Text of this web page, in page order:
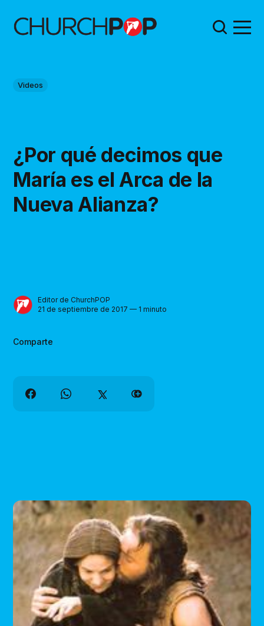
Videos
¿Por qué decimos que
María es el Arca de la
Nueva Alianza?
Editor de ChurchPOP
21 de septiembre de 2017 — 1 minuto
Comparte